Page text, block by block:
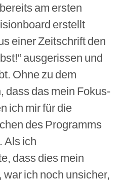
am ersten
erstellt
einer Zeitschrift den
ausgerissen und
Ohne zu dem
dass das mein Fokus-
ich mir für die
des Programms
Als ich
dass dies mein
ich noch unsicher,